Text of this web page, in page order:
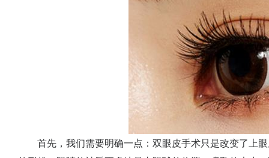
首先，我们需要明确一点：双眼皮手术只是改变了上眼